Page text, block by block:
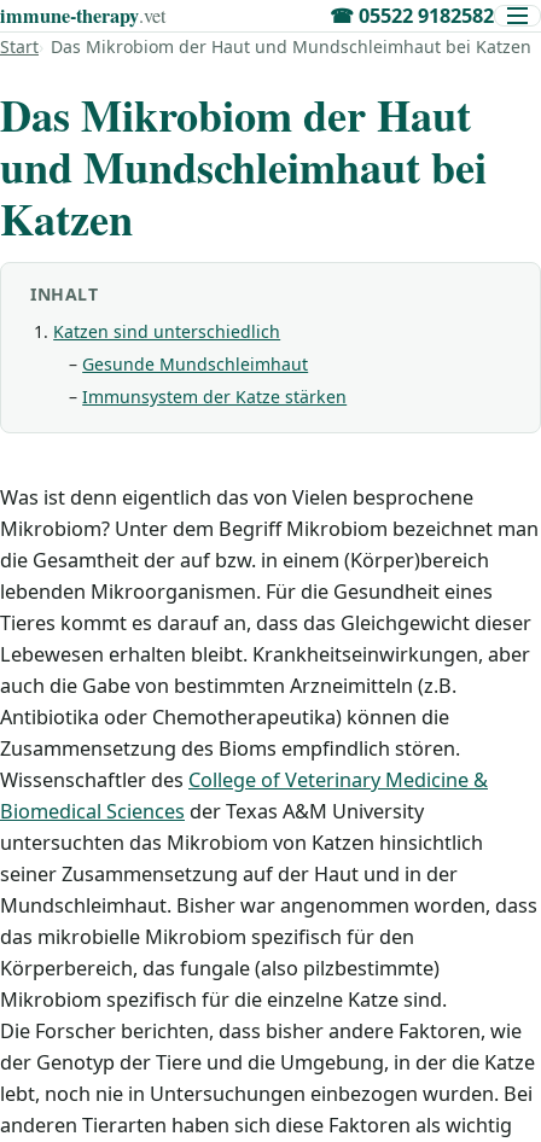
immune‑therapy.vet ☎05522 9182582
Start Das Mikrobiom der Haut und Mundschleimhaut bei Katzen
Das Mikrobiom der Haut
und Mundschleimhaut bei
Katzen
INHALT
Katzen sind unterschiedlich
Gesunde Mundschleimhaut
Immunsystem der Katze stärken
Was ist denn eigentlich das von Vielen besprochene
Mikrobiom? Unter dem Begriff Mikrobiom bezeichnet man
die Gesamtheit der auf bzw. in einem (Körper)bereich
lebenden Mikroorganismen. Für die Gesundheit eines
Tieres kommt es darauf an, dass das Gleichgewicht dieser
Lebewesen erhalten bleibt. Krankheitseinwirkungen, aber
auch die Gabe von bestimmten Arzneimitteln (z.B.
Antibiotika oder Chemotherapeutika) können die
Zusammensetzung des Bioms empfindlich stören.
Wissenschaftler des College of Veterinary Medicine &
Biomedical Sciences der Texas A&M University
untersuchten das Mikrobiom von Katzen hinsichtlich
seiner Zusammensetzung auf der Haut und in der
Mundschleimhaut. Bisher war angenommen worden, dass
das mikrobielle Mikrobiom spezifisch für den
Körperbereich, das fungale (also pilzbestimmte)
Mikrobiom spezifisch für die einzelne Katze sind.
Die Forscher berichten, dass bisher andere Faktoren, wie
der Genotyp der Tiere und die Umgebung, in der die Katze
lebt, noch nie in Untersuchungen einbezogen wurden. Bei
anderen Tierarten haben sich diese Faktoren als wichtig